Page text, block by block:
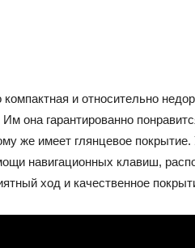
и относительно
она гарантированно
же имеет глянцевое
навигационных клавиш,
ход и качественное